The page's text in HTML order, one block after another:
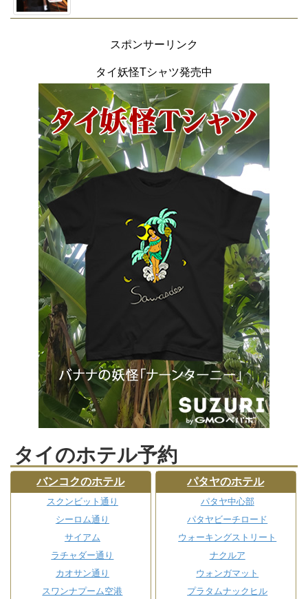
スポンサーリンク
タイ妖怪Tシャツ発売中
タイのホテル予約
バンコクのホテル
スクンビット通り
シーロム通り
サイアム
ラチャダー通り
カオサン通り
スワンナプーム空港
パタヤのホテル
パタヤ中心部
パタヤビーチロード
ウォーキングストリート
ナクルア
ウォンガマット
プラタムナックヒル